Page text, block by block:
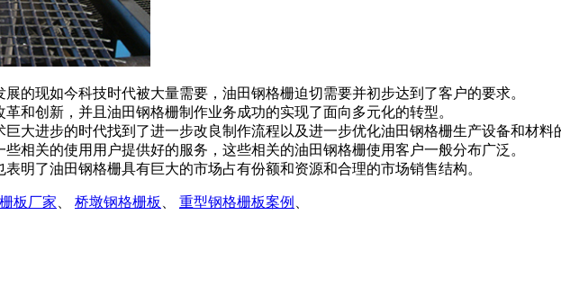
的现如今科技时代被大量需要，油田钢格栅迫切需要并初步达到了客户的要求。
和创新，并且油田钢格栅制作业务成功的实现了面向多元化的转型。
大进步的时代找到了进一步改良制作流程以及进一步优化油田钢格栅生产设备和材料
相关的使用用户提供好的服务，这些相关的油田钢格栅使用客户一般分布广泛。
明了油田钢格栅具有巨大的市场占有份额和资源和合理的市场销售结构。
板厂家 桥墩钢格栅板 重型钢格栅板案例